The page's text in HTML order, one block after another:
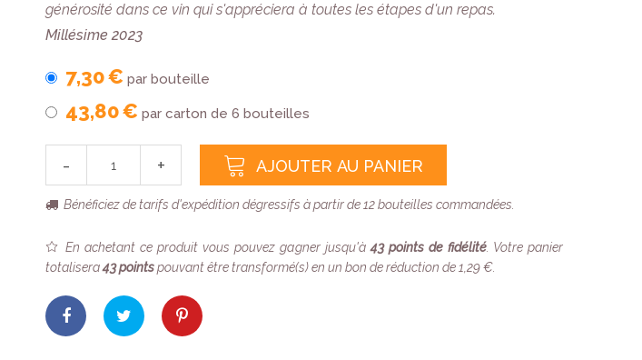
générosité dans ce vin qui s'appréciera à toutes les étapes d'un repas.
Millésime 2023
7,30 € par bouteille
43,80 € par carton de 6 bouteilles
- + AJOUTER AU PANIER
Bénéficiez de tarifs d'expédition dégressifs à partir de 12 bouteilles commandées.
En achetant ce produit vous pouvez gagner jusqu'à43points de fidélité. Votre panier
totalisera43pointspouvant être transformé(s) en un bon de réduction de 1,29 €